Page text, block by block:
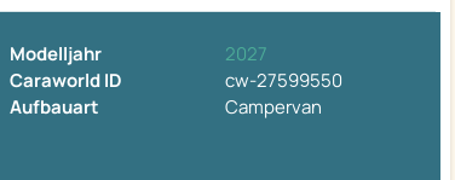
Modelljahr
2027
Caraworld ID
cw-27599550
Aufbauart
Campervan